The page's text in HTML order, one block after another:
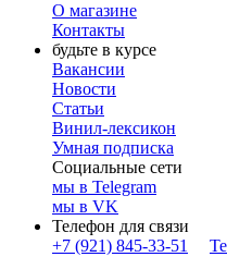
О магазине
Контакты
будьте в курсе
Вакансии
Новости
Статьи
Винил-лексикон
Умная подписка
Социальные сети
мы в Telegram
мы в VK
Телефон для связи
+7 (921) 845-33-51